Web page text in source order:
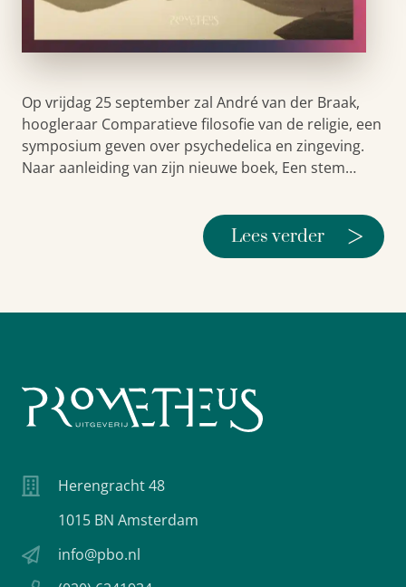
Op vrijdag 25 september zal André van der Braak,
hoogleraar Comparatieve filosofie van de religie, een
symposium geven over psychedelica en zingeving.
Naar aanleiding van zijn nieuwe boek, Een stem…
Lees verder >
Herengracht 48
1015 BN Amsterdam
info@pbo.nl